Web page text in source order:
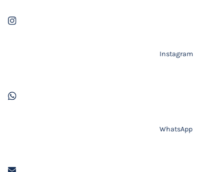
Instagram
WhatsApp